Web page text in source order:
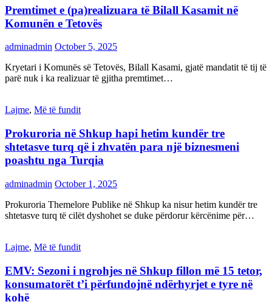
Premtimet e (pa)realizuara të Bilall Kasamit në
Komunën e Tetovës
adminadmin October 5, 2025
Kryetari i Komunës së Tetovës, Bilall Kasami, gjatë mandatit të tij të
parë nuk i ka realizuar të gjitha premtimet…
Lajme, Më të fundit
Prokuroria në Shkup hapi hetim kundër tre
shtetasve turq që i zhvatën para një biznesmeni
poashtu nga Turqia
adminadmin October 1, 2025
Prokuroria Themelore Publike në Shkup ka nisur hetim kundër tre
shtetasve turq të cilët dyshohet se duke përdorur kërcënime për…
Lajme, Më të fundit
EMV: Sezoni i ngrohjes në Shkup fillon më 15 tetor,
konsumatorët t’i përfundojnë ndërhyrjet e tyre në
kohë